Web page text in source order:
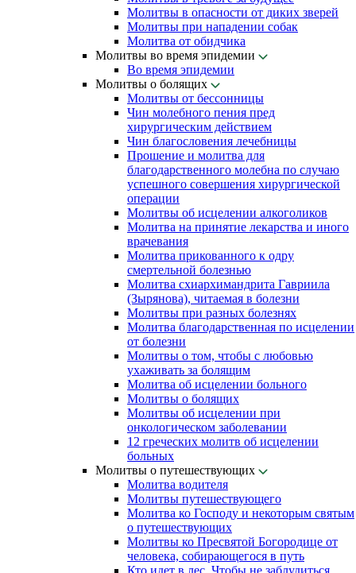
Молитвы в опасности от диких зверей
Молитвы при нападении собак
Молитва от обидчика
Молитвы во время эпидемии
Во время эпидемии
Молитвы о болящих
Молитвы от бессонницы
Чин молебного пения пред
хирургическим действием
Чин благословения лечебницы
Прошение и молитва для
благодарственного молебна по случаю
успешного совершения хирургической
операции
Молитвы об исцелении алкоголиков
Молитва на принятие лекарства и иного
врачевания
Молитва прикованного к одру
смертельной болезнью
Молитва схиархимандрита Гавриила
(Зырянова), читаемая в болезни
Молитвы при разных болезнях
Молитва благодарственная по исцелении
от болезни
Молитвы о том, чтобы с любовью
ухаживать за болящим
Молитва об исцелении больного
Молитвы о болящих
Молитвы об исцелении при
онкологическом заболевании
12 греческих молитв об исцелении
больных
Молитвы о путешествующих
Молитва водителя
Молитвы путешествующего
Молитва ко Господу и некоторым святым
о путешествующих
Молитвы ко Пресвятой Богородице от
человека, собирающегося в путь
Кто идет в лес. Чтобы не заблудиться